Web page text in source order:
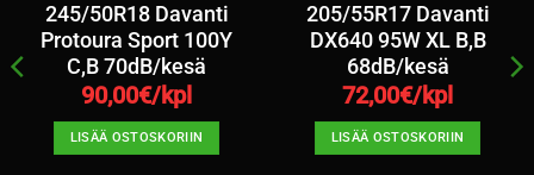
245/50R18 Davanti
Protoura Sport 100Y
C,B 70dB/kesä
90,00€/kpl
LISÄÄ OSTOSKORIIN
205/55R17 Davanti
DX640 95W XL B,B
68dB/kesä
72,00€/kpl
LISÄÄ OSTOSKORIIN